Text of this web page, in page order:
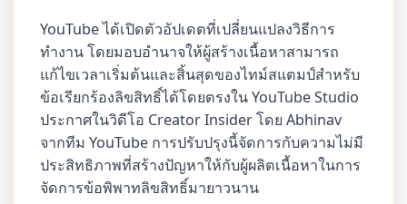
YouTube ได้เปิดตัวอัปเดตที่เปลี่ยนแปลงวิธีการ
ทำงาน โดยมอบอำนาจให้ผู้สร้างเนื้อหาสามารถ
แก้ไขเวลาเริ่มต้นและสิ้นสุดของไทม์สแตมป์สำหรับ
ข้อเรียกร้องลิขสิทธิ์ได้โดยตรงใน YouTube Studio
ประกาศในวิดีโอ Creator Insider โดย Abhinav
จากทีม YouTube การปรับปรุงนี้จัดการกับความไม่มี
ประสิทธิภาพที่สร้างปัญหาให้กับผู้ผลิตเนื้อหาในการ
จัดการข้อพิพาทลิขสิทธิ์มายาวนาน